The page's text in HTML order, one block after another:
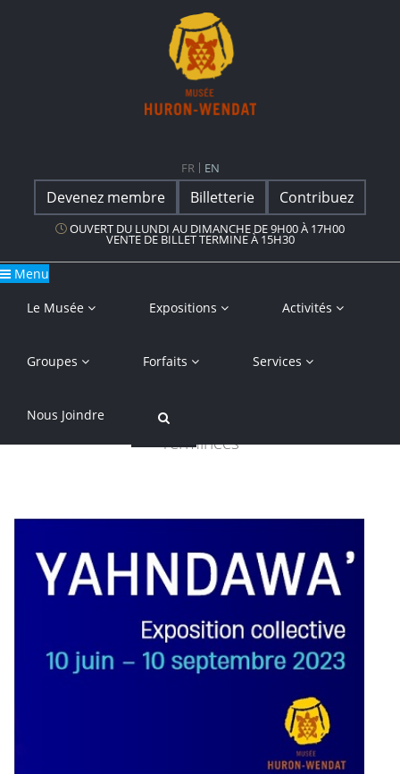
FR EN
OUVERT DU LUNDI AU DIMANCHE DE 9H00 À 17H00
VENTE DE BILLET TERMINE À 15H30
Devenez membre Billetterie Contribuez
Menu
Le Musée
Expositions Activités
Groupes Forfaits Services
Nous Joindre
Terminées